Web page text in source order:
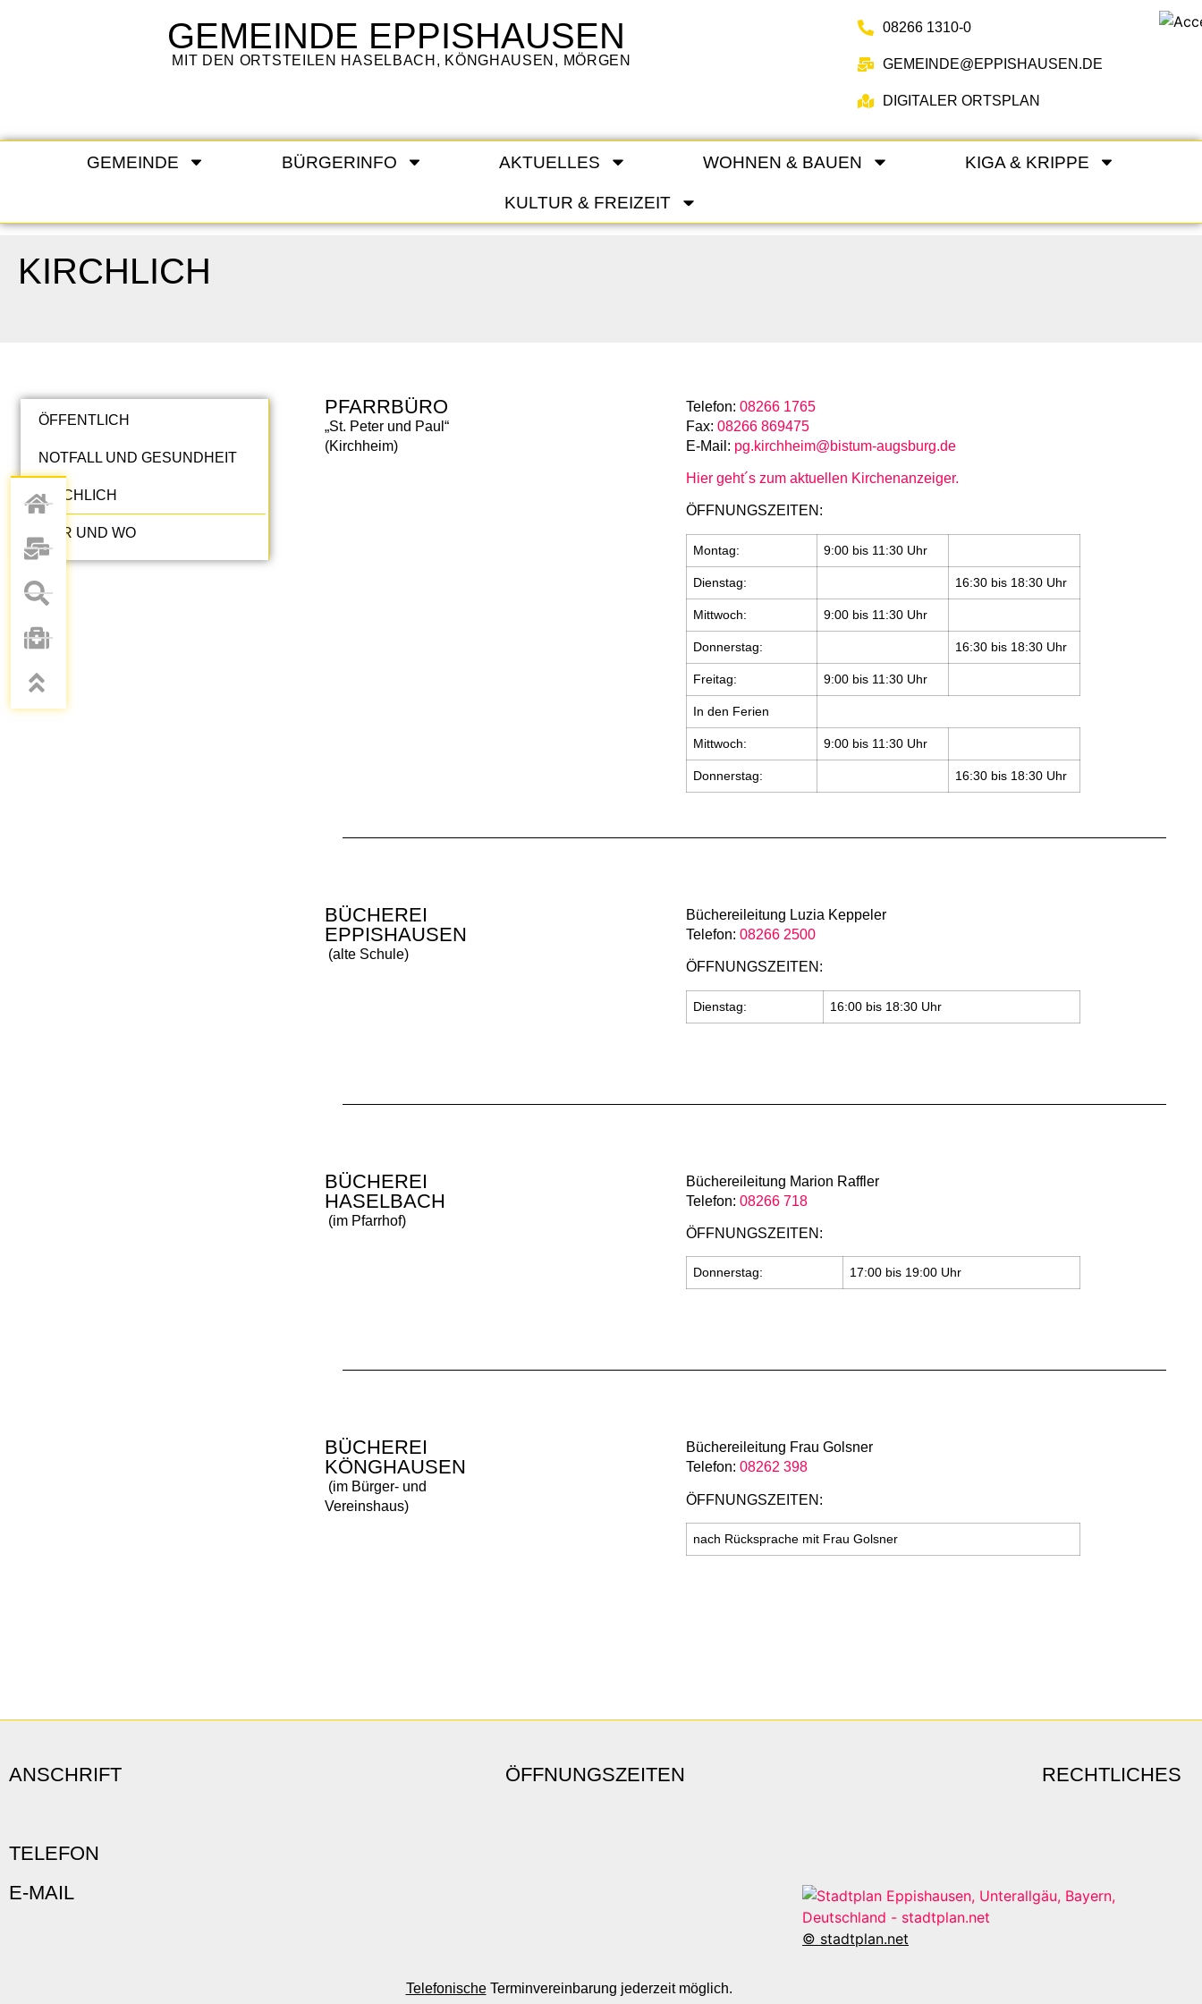
GEMEINDE EPPISHAUSEN
MIT DEN ORTSTEILEN HASELBACH, KÖNGHAUSEN, MÖRGEN
08266 1310-0
GEMEINDE@EPPISHAUSEN.DE
DIGITALER ORTSPLAN
GEMEINDE BÜRGERINFO AKTUELLES WOHNEN & BAUEN KIGA & KRIPPE
KULTUR & FREIZEIT
KIRCHLICH
ÖFFENTLICH
NOTFALL UND GESUNDHEIT
KIRCHLICH
WER UND WO
PFARRBÜRO
„St. Peter und Paul“
(Kirchheim)
Telefon:08266 1765
Fax:08266 869475
E-Mail: pg.kirchheim@bistum-augsburg.de
Hier geht´s zum aktuellen Kirchenanzeiger.
ÖFFNUNGSZEITEN:
Montag: 9:00 bis 11:30 Uhr
Dienstag: 16:30 bis 18:30 Uhr
Mittwoch: 9:00 bis 11:30 Uhr
Donnerstag: 16:30 bis 18:30 Uhr
Freitag: 9:00 bis 11:30 Uhr
In den Ferien
Mittwoch: 9:00 bis 11:30 Uhr
Donnerstag: 16:30 bis 18:30 Uhr
BÜCHEREI
EPPISHAUSEN
(alte Schule)
Büchereileitung Luzia Keppeler
Telefon:08266 2500
ÖFFNUNGSZEITEN:
Dienstag: 16:00 bis 18:30 Uhr
BÜCHEREI
HASELBACH
(im Pfarrhof)
Büchereileitung Marion Raffler
Telefon:08266 718
ÖFFNUNGSZEITEN:
Donnerstag: 17:00 bis 19:00 Uhr
BÜCHEREI
KÖNGHAUSEN
(im Bürger- und
Vereinshaus)
Büchereileitung Frau Golsner
Telefon:08262 398
ÖFFNUNGSZEITEN:
nach Rücksprache mit Frau Golsner
ANSCHRIFT
TELEFON
E-MAIL
ÖFFNUNGSZEITEN
TelefonischeTerminvereinbarung jederzeit möglich.
RECHTLICHES
© stadtplan.net